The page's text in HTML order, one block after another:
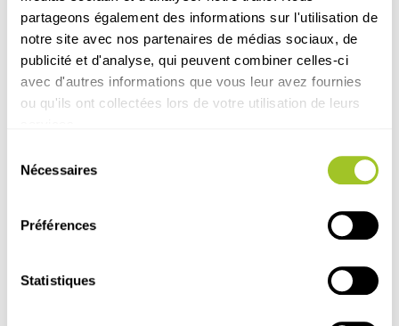
partageons également des informations sur l'utilisation de
notre site avec nos partenaires de médias sociaux, de
publicité et d'analyse, qui peuvent combiner celles-ci
avec d'autres informations que vous leur avez fournies
ou qu'ils ont collectées lors de votre utilisation de leurs
Nécessaires
Préférences
StatistiquesLe Microbiote, un sujet d’actualité